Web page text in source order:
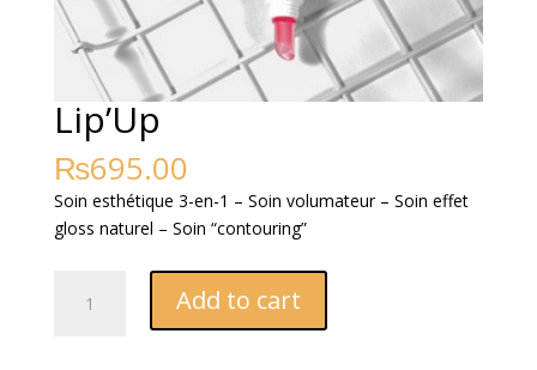
Lip’Up
₨695.00
Soin esthétique 3-en-1 – Soin volumateur – Soin effet
gloss naturel – Soin “contouring”
quantity
Add to cart